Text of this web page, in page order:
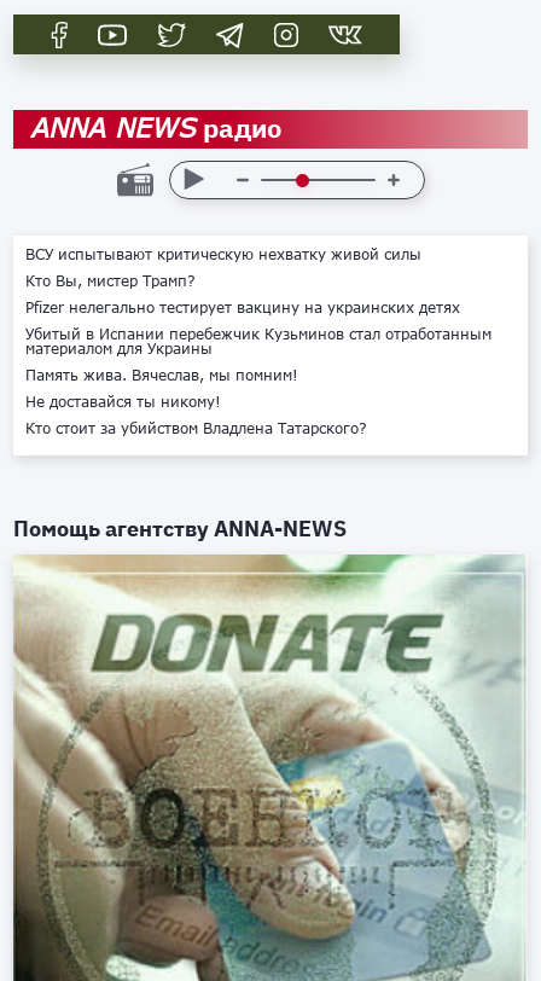
ANNA NEWSрадио
ВСУ испытывают критическую нехватку живой силы
Кто Вы, мистер Трамп?
Pfizer нелегально тестирует вакцину на украинских детях
Убитый в Испании перебежчик Кузьминов стал отработанным
материалом для Украины
Память жива. Вячеслав, мы помним!
Не доставайся ты никому!
Кто стоит за убийством Владлена Татарского?
Помощь агентствуANNA-NEWS